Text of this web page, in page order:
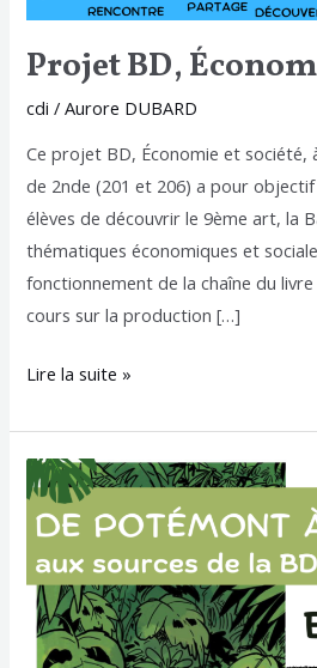
Projet BD,
cdi /Aurore DUBARD
Ce projet BD, Économie et société,
de 2nde (201 et 206) a pour
élèves de découvrir le 9ème art, la
thématiques économiques et
fonctionnement de la chaîne du
cours sur la production […]
Lire la suite »
Exposition
au
CDI